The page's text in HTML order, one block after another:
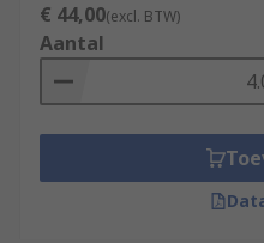
€ 44,00(excl. BTW)
Aantal